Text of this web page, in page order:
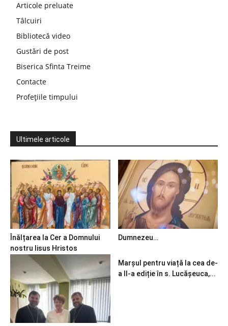
Articole preluate
Tâlcuiri
Bibliotecă video
Gustări de post
Biserica Sfinta Treime
Contacte
Profețiile timpului
Ultimele articole
Înălțarea la Cer a Domnului
nostru Iisus Hristos
Dumnezeu…
Marșul pentru viață la cea de-
a II-a ediție în s. Lucășeuca,...